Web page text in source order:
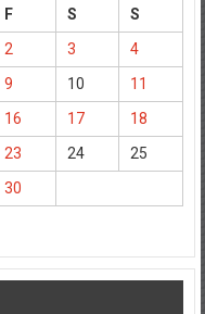
F S
S
2 3
4
9 10
11
16 17
18
23 24
25
30